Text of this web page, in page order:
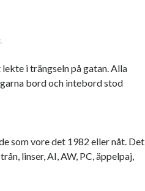
i trängseln på gatan. Alla
bord och intebord stod
som vore det 1982 eller nåt. Det
linser, AI, AW, PC, äppelpaj,